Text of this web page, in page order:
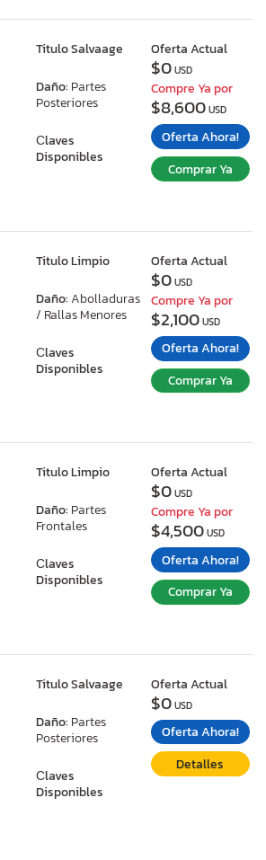
Titulo Salvaage
Daño: Partes
Posteriores
Сlaves
Disponibles
Oferta Actual
$0USD
Compre Ya por
$8,600USD
Oferta Ahora!
Comprar Ya
Titulo Limpio
Daño: Abolladuras
/ Rallas Menores
Сlaves
Disponibles
Oferta Actual
$0USD
Compre Ya por
$2,100USD
Oferta Ahora!
Comprar Ya
Titulo Limpio
Daño: Partes
Frontales
Сlaves
Disponibles
Oferta Actual
$0USD
Compre Ya por
$4,500USD
Oferta Ahora!
Comprar Ya
Titulo Salvaage
Daño: Partes
Posteriores
Сlaves
Disponibles
Oferta Actual
$0USD
Oferta Ahora!
Detalles